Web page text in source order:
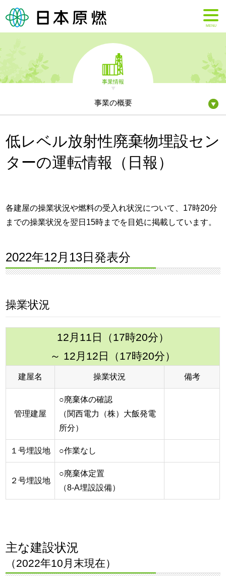
MENU
事業情報
事業の概要
低レベル放射性廃棄物埋設セン
ターの運転情報（日報）
各建屋の操業状況や燃料の受入れ状況について、17時20分
までの操業状況を翌日15時までを目処に掲載しています。
2022年12月13日発表分
操業状況
12月11日（17時20分）
～ 12月12日（17時20分）
建屋名 操業状況 備考
管理建屋
○廃棄体の確認
（関西電力（株）大飯発電
所分）
１号埋設地 ○作業なし
２号埋設地
○廃棄体定置
（8-A埋設設備）
主な建設状況
（2022年10月末現在）